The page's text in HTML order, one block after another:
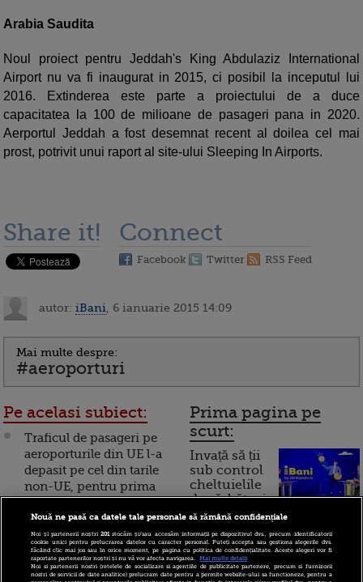
Arabia Saudita
Noul proiect pentru Jeddah's King Abdulaziz International
Airport nu va fi inaugurat in 2015, ci posibil la inceputul lui
2016. Extinderea este parte a proiectului de a duce
capacitatea la 100 de milioane de pasageri pana in 2020.
Aerportul Jeddah a fost desemnat recent al doilea cel mai
prost, potrivit unui raport al site-ului Sleeping In Airports.
Share it! Connect
Facebook Twitter RSS Feed
autor: iBani , 6 ianuarie 2015 14:09
Mai multe despre:
#aeroporturi
Pe acelasi subiect:
Traficul de pasageri pe
aeroporturile din UE l-a
depasit pe cel din tarile
non-UE, pentru prima
Peste 6,3 mil. pasageri pe
aeroporturile din
Bucuresti, in primele 9
Prima pagina pe
scurt:
Invață să ții
sub control
cheltuielile
de sărbători.
Cum
funcționează cardul de
cumpărături
Nouă ne pasă ca datele tale personale să rămână confidențiale
Noi și partenerii noștri201stocăm și/sau accesăm informații pe dispozitivul dvs., precum identificatorii
cookie unici pentru prelucrarea datelor cu caracter personal. Puteți accepta sau gestiona alegerile dvs.
făcând clic mai jos sau în orice moment, pe pagina cu politica de confidențialitate. Aceste alegeri vor fi
raportate partenerilor noștri și nu vă vor afecta navigarea.
Mai multe detalii
Noi si partenerii nostri (retelele de socializare si agentiile de publicitate partenere, precum si furnizorii
nostri de servicii de date analitice) prelucram date pentru a permite website-ului sa functioneze, pentru a